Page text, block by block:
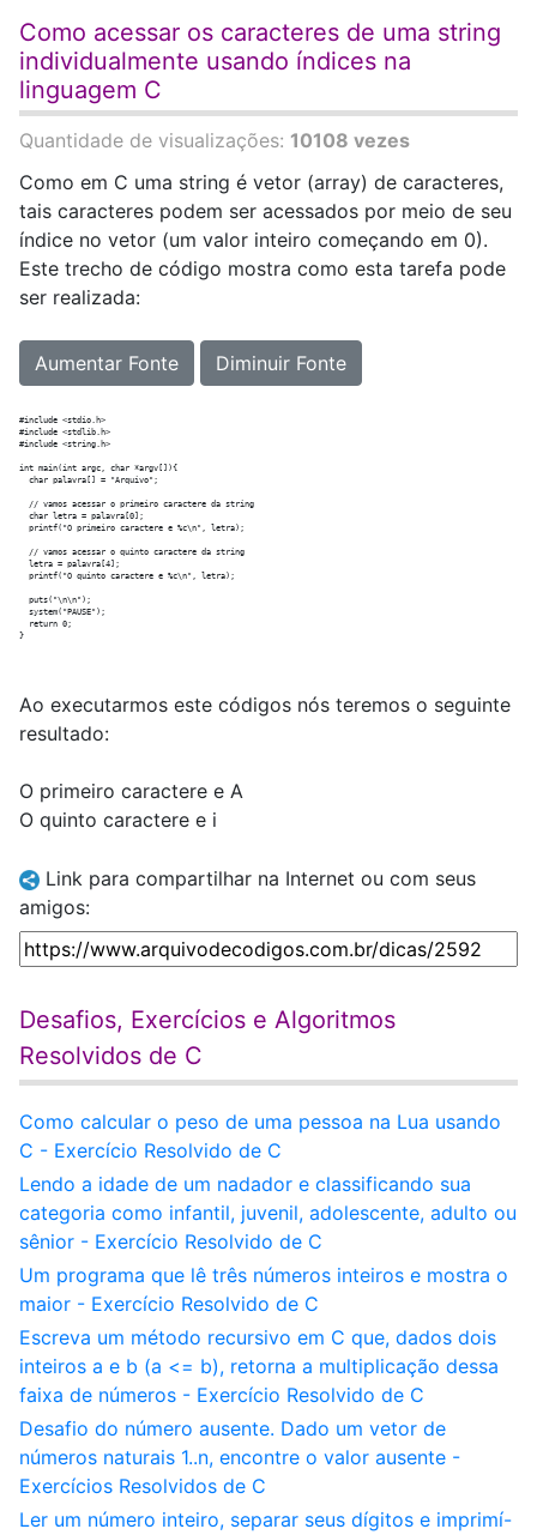
Como acessar os caracteres de uma string
individualmente usando índices na
linguagem C
Quantidade de visualizações: 10108 vezes
Como em C uma string é vetor (array) de caracteres,
tais caracteres podem ser acessados por meio de seu
índice no vetor (um valor inteiro começando em 0).
Este trecho de código mostra como esta tarefa pode
ser realizada:
Aumentar Fonte Diminuir Fonte
#include <stdio.h>
#include <stdlib.h>
#include <string.h>
int main(int argc, char *argv[]){
  char palavra[] = "Arquivo";
  // vamos acessar o primeiro caractere da string
  char letra = palavra[0];
  printf("O primeiro caractere e %c\n", letra);
  // vamos acessar o quinto caractere da string
  letra = palavra[4];
  printf("O quinto caractere e %c\n", letra);
  puts("\n\n");
  system("PAUSE");
  return 0;
Ao executarmos este códigos nós teremos o seguinte
resultado:
O primeiro caractere e A
O quinto caractere e i
Link para compartilhar na Internet ou com seus
amigos:
Desafios, Exercícios e Algoritmos
Resolvidos de C
Como calcular o peso de uma pessoa na Lua usando
C - Exercício Resolvido de C
Lendo a idade de um nadador e classificando sua
categoria como infantil, juvenil, adolescente, adulto ou
sênior - Exercício Resolvido de C
Um programa que lê três números inteiros e mostra o
maior - Exercício Resolvido de C
Escreva um método recursivo em C que, dados dois
inteiros a e b (a <= b), retorna a multiplicação dessa
faixa de números - Exercício Resolvido de C
Desafio do número ausente. Dado um vetor de
números naturais 1..n, encontre o valor ausente -
Exercícios Resolvidos de C
Ler um número inteiro, separar seus dígitos e imprimí-